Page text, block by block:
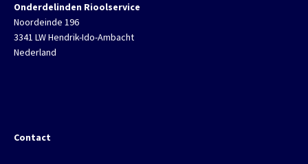
Onderdelinden Rioolservice
Noordeinde 196
3341 LW Hendrik-Ido-Ambacht
Nederland
Contact